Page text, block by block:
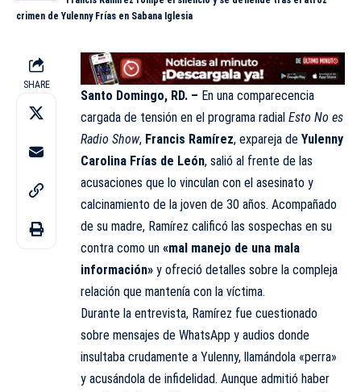
crimen de Yulenny Frías en Sabana Iglesia
SHARE
Santo Domingo, RD. – En una comparecencia
cargada de tensión en el programa radial Esto No es
Radio Show, Francis Ramírez, expareja de Yulenny
Carolina Frías de León, salió al frente de las
acusaciones que lo vinculan con el asesinato y
calcinamiento de la joven de 30 años. Acompañado
de su madre, Ramírez calificó las sospechas en su
contra como un «mal manejo de una mala
información» y ofreció detalles sobre la compleja
relación que mantenía con la víctima.
Durante la entrevista, Ramírez fue cuestionado
sobre mensajes de WhatsApp y audios donde
insultaba crudamente a Yulenny, llamándola «perra»
y acusándola de infidelidad. Aunque admitió haber